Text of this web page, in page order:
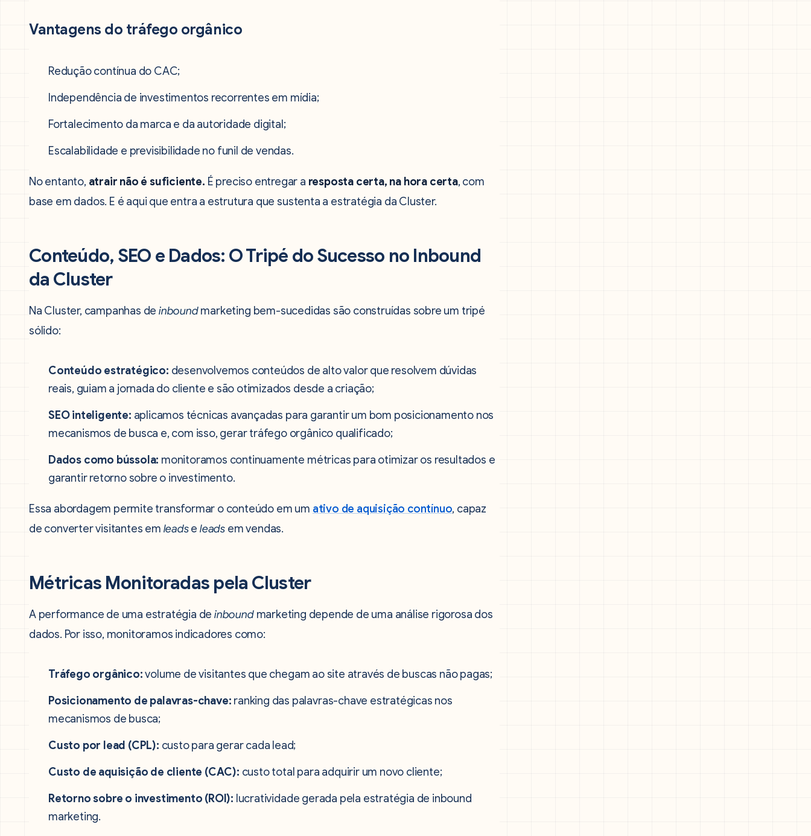
Vantagens do tráfego orgânico
Redução contínua do CAC;
Independência de investimentos recorrentes em mídia;
Fortalecimento da marca e da autoridade digital;
Escalabilidade e previsibilidade no funil de vendas.
No entanto, atrair não é suficiente. É preciso entregar a resposta certa, na hora certa, com
base em dados. E é aqui que entra a estrutura que sustenta a estratégia da Cluster.
Conteúdo, SEO e Dados: O Tripé do Sucesso no Inbound
da Cluster
Na Cluster, campanhas deinboundmarketing bem-sucedidas são construídas sobre um tripé
sólido:
Conteúdo estratégico: desenvolvemos conteúdos de alto valor que resolvem dúvidas
reais, guiam a jornada do cliente e são otimizados desde a criação;
SEO inteligente: aplicamos técnicas avançadas para garantir um bom posicionamento nos
mecanismos de busca e, com isso, gerar tráfego orgânico qualificado;
Dados como bússola: monitoramos continuamente métricas para otimizar os resultados e
garantir retorno sobre o investimento.
Essa abordagem permite transformar o conteúdo em um ativo de aquisição contínuo, capaz
de converter visitantes em leadseleads em vendas.
Métricas Monitoradas pela Cluster
A performance de uma estratégia deinboundmarketing depende de uma análise rigorosa dos
dados. Por isso, monitoramos indicadores como:
Tráfego orgânico:volume de visitantes que chegam ao site através de buscas não pagas;
Posicionamento de palavras-chave: ranking das palavras-chave estratégicas nos
mecanismos de busca;
Custo por lead (CPL): custo para gerar cada lead;
Custo de aquisição de cliente (CAC): custo total para adquirir um novo cliente;
Retorno sobre o investimento (ROI): lucratividade gerada pela estratégia de inbound
marketing.